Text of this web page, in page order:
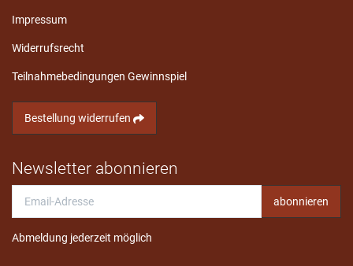
Impressum
Widerrufsrecht
Teilnahmebedingungen Gewinnspiel
Bestellung widerrufen
Newsletter abonnieren
Adresse
abonnieren
Abmeldung jederzeit möglich